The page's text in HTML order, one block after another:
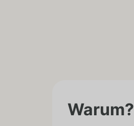
Warum?